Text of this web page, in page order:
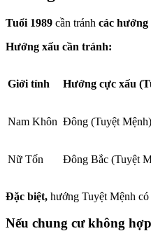
Tuổi 1989 cần tránh các hướng
Hướng xấu cần tránh:
Giới tính Hướng cực xấu
Nam Khôn Đông (Tuyệt Mệnh)
Nữ Tốn Đông Bắc (Tuyệt
Đặc biệt, hướng Tuyệt Mệnh có
Nếu chung cư không